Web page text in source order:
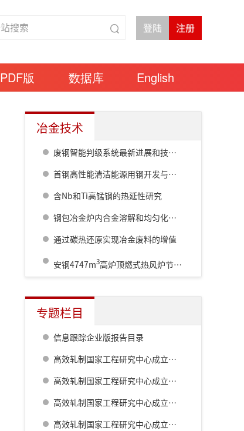
PDF版 数据库 English
冶金技术
废钢智能判级系统最新进展和技术难点及未来趋势
首钢高性能清洁能源用钢开发与应用新进展
含Nb和Ti高锰钢的热延性研究
钢包冶金炉内合金溶解和均匀化的CFD研究
通过碳热还原实现冶金废料的增值
安钢4747m3高炉顶燃式热风炉节能优化改造
专题栏目
信息跟踪企业版报告目录
高效轧制国家工程研究中心成立二十周年系列技术报道:棒线材生产工艺及装备的最新发展
高效轧制国家工程研究中心成立二十周年系列技术报道:高精度热轧自动化控制系统
高效轧制国家工程研究中心成立二十周年系列技术报道:板形综合控制技术的自主研发及创新
高效轧制国家工程研究中心成立二十周年系列技术报道:板带钢控轧控冷技术